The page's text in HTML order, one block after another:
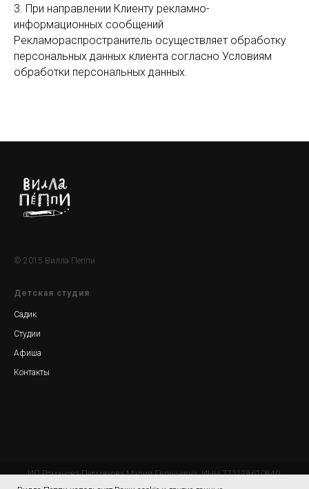
3. При направлении Клиенту рекламно-
информационных сообщений
Рекламораспространитель осуществляет обработку
персональных данных клиента согласно Условиям
обработки персональных данных.
© 2015 Вилла Пеппи
Детская студия
Садик
Студии
Афиша
Контакты
ИП Романова-Пермякова Мария Евгеньевна, ИНН 773128620840,
ОГРНИП 315774600211092